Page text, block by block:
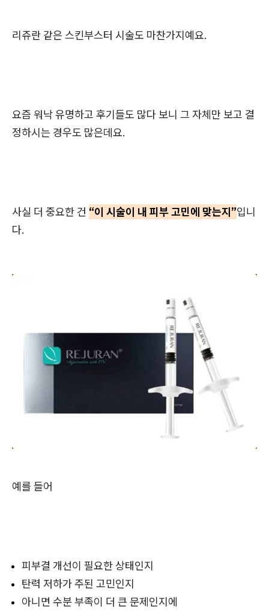
리쥬란 같은 스킨부스터 시술도 마찬가지예요.
요즘 워낙 유명하고 후기들도 많다 보니 그 자체만 보고 결
정하시는 경우도 많은데요.
사실 더 중요한 건 “이 시술이 내 피부 고민에 맞는지”입니
다.
예를 들어
피부결 개선이 필요한 상태인지
탄력 저하가 주된 고민인지
아니면 수분 부족이 더 큰 문제인지에